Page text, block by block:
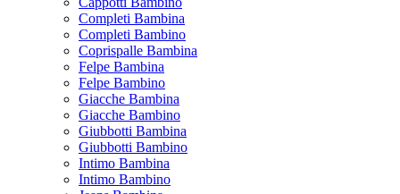
Completi Bambina
Completi Bambino
Coprispalle Bambina
Felpe Bambina
Felpe Bambino
Giacche Bambina
Giacche Bambino
Giubbotti Bambina
Giubbotti Bambino
Intimo Bambina
Intimo Bambino